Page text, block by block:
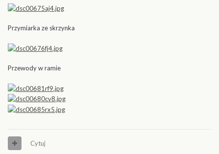
Przymiarka ze skrzynka
Przewody w ramie
Cytuj